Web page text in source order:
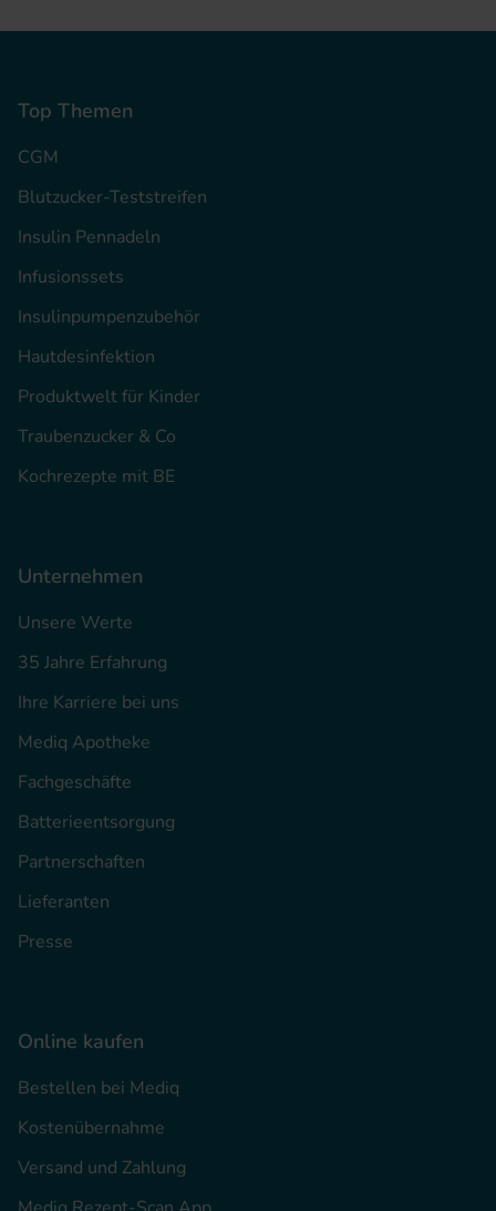
Top Themen
CGM
Blutzucker-Teststreifen
Insulin Pennadeln
Infusionssets
Insulinpumpenzubehör
Hautdesinfektion
Produktwelt für Kinder
Traubenzucker & Co
Kochrezepte mit BE
Unternehmen
Unsere Werte
35 Jahre Erfahrung
Ihre Karriere bei uns
Mediq Apotheke
Fachgeschäfte
Batterieentsorgung
Partnerschaften
Lieferanten
Presse
Online kaufen
Bestellen bei Mediq
Kostenübernahme
Versand und Zahlung